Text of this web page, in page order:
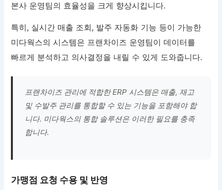
본사 운영팀의 효율성을 크게 향상시킵니다.
특히, 실시간 매출 조회, 발주 자동화 기능 등이 가능한
미다웍스의 시스템은 프랜차이즈 운영팀이 데이터를
빠르게 분석하고 의사결정을 내릴 수 있게 도와줍니다.
프랜차이즈 관리에 적합한 ERP 시스템은 매출, 재고
및 수발주 관리를 통합할 수 있는 기능을 포함해야 합
니다. 미다웍스의 통합 솔루션은 이러한 필요를 충족
합니다.
가맹점 요청 수용 및 반영